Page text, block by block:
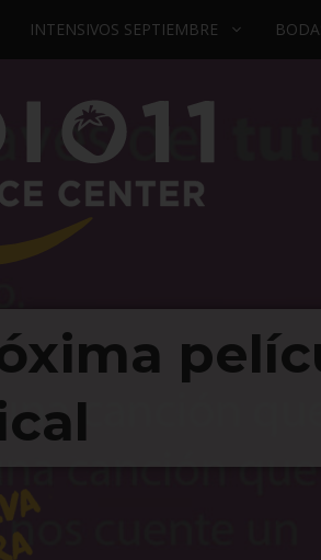
INTENSIVOS SEPTIEMBRE